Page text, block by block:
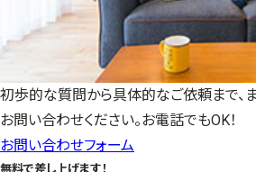
初歩的な質問から具体的なご依頼まで、
お問い合わせください。お電話でもOK！
お問い合わせフォーム
無料で差し上げます！